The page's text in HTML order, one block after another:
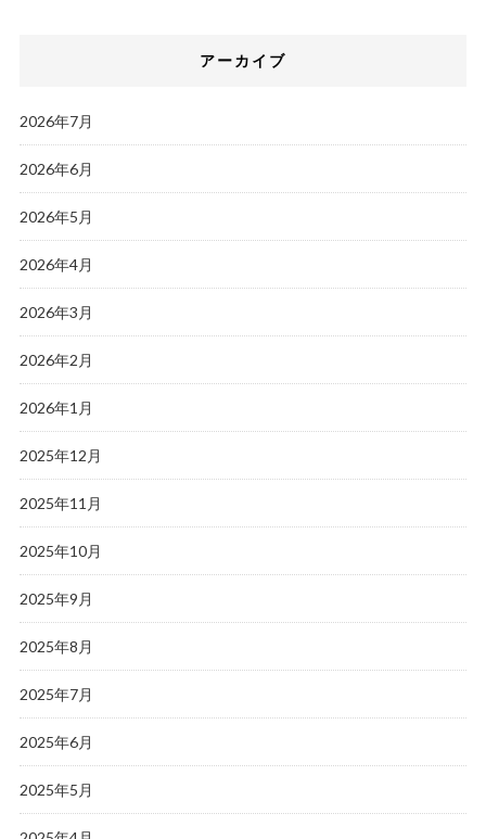
アーカイブ
2026年7月
2026年6月
2026年5月
2026年4月
2026年3月
2026年2月
2026年1月
2025年12月
2025年11月
2025年10月
2025年9月
2025年8月
2025年7月
2025年6月
2025年5月